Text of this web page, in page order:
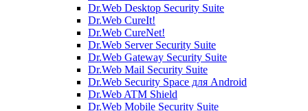
Dr.Web Desktop Security Suite
Dr.Web CureIt!
Dr.Web CureNet!
Dr.Web Server Security Suite
Dr.Web Gateway Security Suite
Dr.Web Mail Security Suite
Dr.Web Security Space для Android
Dr.Web ATM Shield
Dr.Web Mobile Security Suite